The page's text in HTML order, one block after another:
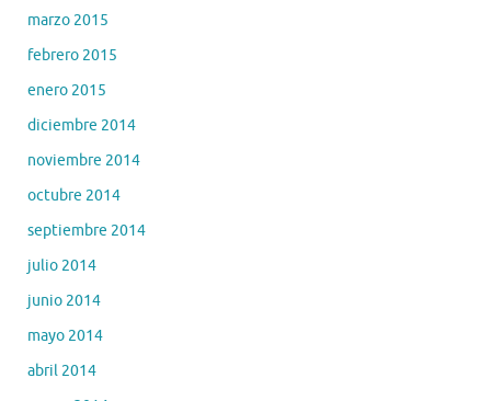
marzo 2015
febrero 2015
enero 2015
diciembre 2014
noviembre 2014
octubre 2014
septiembre 2014
julio 2014
junio 2014
mayo 2014
abril 2014